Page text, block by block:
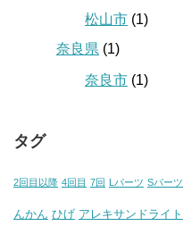
松山市 (1)
奈良県 (1)
奈良市 (1)
タグ
2回目以降 4回目 7回 Lパーツ Sパーツ
んかん ひげ アレキサンドライト